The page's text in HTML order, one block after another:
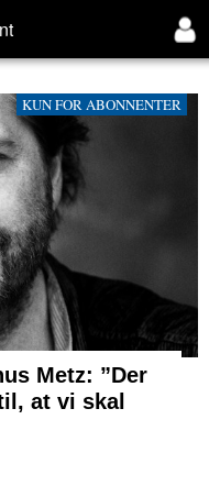
KUN FOR ABONNENTER
Metz: ”Der
at vi skal